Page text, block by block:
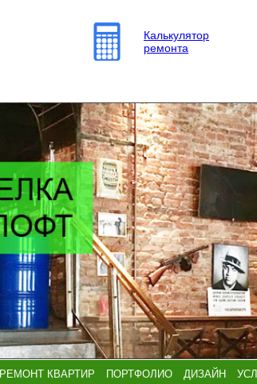
Калькулятор
ремонта
РЕМОНТ КВАРТИР ПОРТФОЛИО ДИЗАЙН